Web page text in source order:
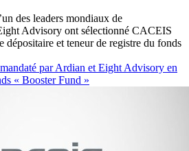
des leaders mondiaux de
Advisory ont sélectionné CACEIS
dépositaire et teneur de registre du fonds
par Ardian et Eight Advisory en
« Booster Fund »